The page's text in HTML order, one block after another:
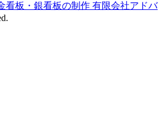
看板・銀看板の制作 有限会社アドバ